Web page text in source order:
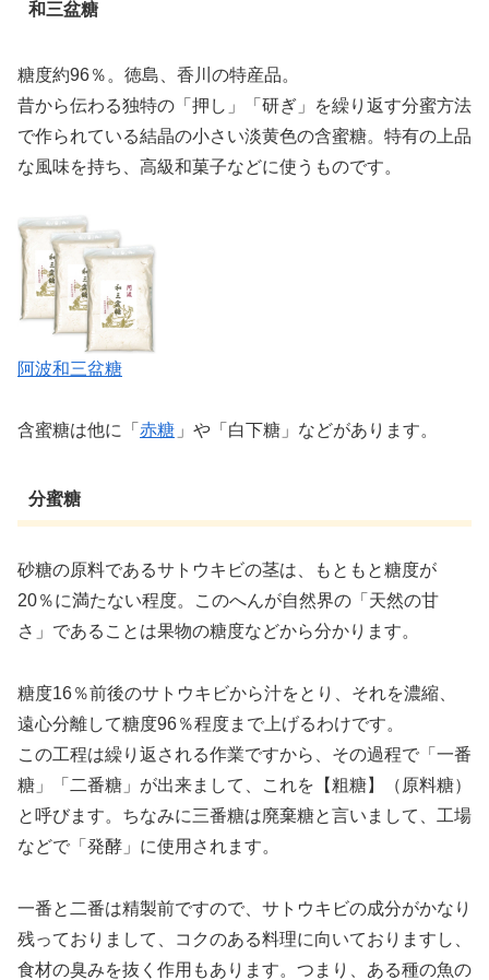
和三盆糖
糖度約96％。徳島、香川の特産品。
昔から伝わる独特の「押し」「研ぎ」を繰り返す分蜜方法
で作られている結晶の小さい淡黄色の含蜜糖。特有の上品
な風味を持ち、高級和菓子などに使うものです。
阿波和三盆糖
含蜜糖は他に「 赤糖 」や「白下糖」などがあります。
分蜜糖
砂糖の原料であるサトウキビの茎は、もともと糖度が
20％に満たない程度。このへんが自然界の「天然の甘
さ」であることは果物の糖度などから分かります。
糖度16％前後のサトウキビから汁をとり、それを濃縮、
遠心分離して糖度96％程度まで上げるわけです。
この工程は繰り返される作業ですから、その過程で「一番
糖」「二番糖」が出来まして、これを【粗糖】（原料糖）
と呼びます。ちなみに三番糖は廃棄糖と言いまして、工場
などで「発酵」に使用されます。
一番と二番は精製前ですので、サトウキビの成分がかなり
残っておりまして、コクのある料理に向いておりますし、
食材の臭みを抜く作用もあります。つまり、ある種の魚の